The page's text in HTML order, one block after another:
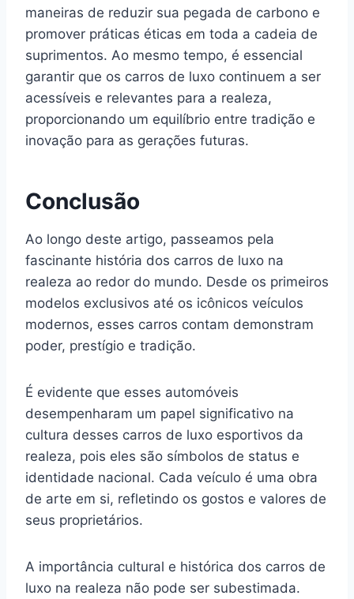
maneiras de reduzir sua pegada de carbono e
promover práticas éticas em toda a cadeia de
suprimentos. Ao mesmo tempo, é essencial
garantir que os carros de luxo continuem a ser
acessíveis e relevantes para a realeza,
proporcionando um equilíbrio entre tradição e
inovação para as gerações futuras.
Conclusão
Ao longo deste artigo, passeamos pela
fascinante história dos carros de luxo na
realeza ao redor do mundo. Desde os primeiros
modelos exclusivos até os icônicos veículos
modernos, esses carros contam demonstram
poder, prestígio e tradição.
É evidente que esses automóveis
desempenharam um papel significativo na
cultura desses carros de luxo esportivos da
realeza, pois eles são símbolos de status e
identidade nacional. Cada veículo é uma obra
de arte em si, refletindo os gostos e valores de
seus proprietários.
A importância cultural e histórica dos carros de
luxo na realeza não pode ser subestimada.